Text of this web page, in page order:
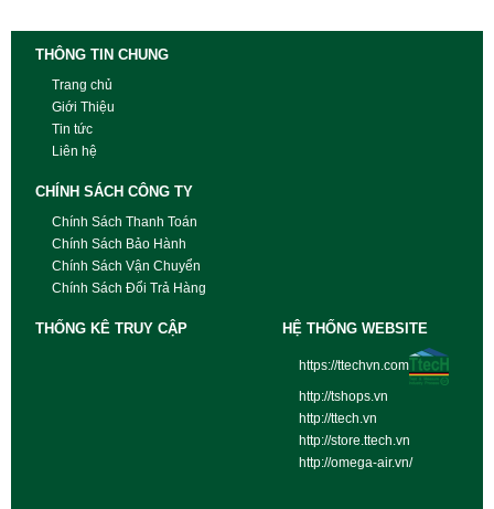
THÔNG TIN CHUNG
Trang chủ
Giới Thiệu
Tin tức
Liên hệ
CHÍNH SÁCH CÔNG TY
Chính Sách Thanh Toán
Chính Sách Bảo Hành
Chính Sách Vận Chuyển
Chính Sách Đổi Trả Hàng
THỐNG KÊ TRUY CẬP HỆ THỐNG WEBSITE
https://ttechvn.com
http://tshops.vn
http://ttech.vn
http://store.ttech.vn
http://omega-air.vn/